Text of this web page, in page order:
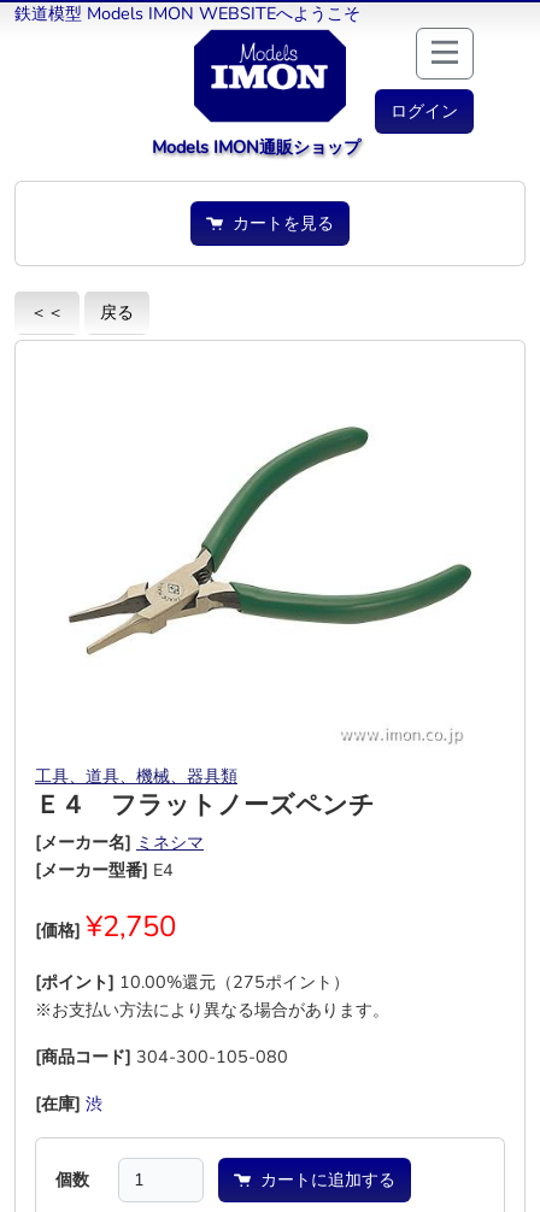
鉄道模型 Models IMON WEBSITEへようこそ
ログイン
Models IMON通販ショップ
カートを見る
＜＜ 戻る
工具、道具、機械、器具類
Ｅ４ フラットノーズペンチ
[メーカー名] ミネシマ
[メーカー型番] E4
[価格] ¥2,750
[ポイント] 10.00%還元（275ポイント）
※お支払い方法により異なる場合があります。
[商品コード] 304-300-105-080
[在庫] 渋
個数 カートに追加する